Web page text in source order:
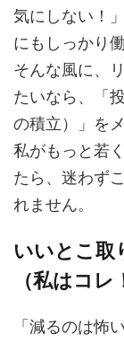
気にしない！
にもしっかり
そんな風に、
たいなら、「
の積立）」を
私がもっと若
たら、迷わず
れません。
いいとこ取
（私はコレ
「減るのは怖